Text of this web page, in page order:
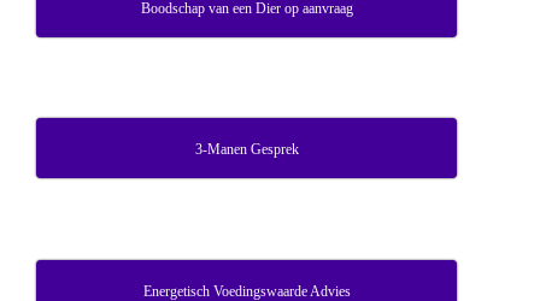
Boodschap van een Dier op aanvraag
3-Manen Gesprek
Energetisch Voedingswaarde Advies